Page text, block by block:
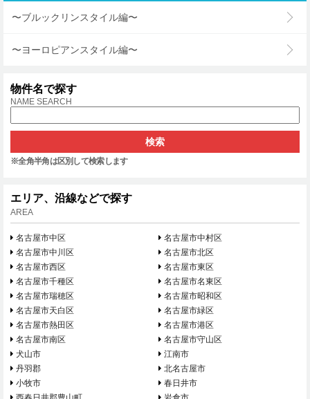
〜ブルックリンスタイル編〜
〜ヨーロピアンスタイル編〜
物件名で探す
NAME SEARCH
※全角半角は区別して検索します
エリア、沿線などで探す
AREA
名古屋市中区
名古屋市中村区
名古屋市中川区
名古屋市北区
名古屋市西区
名古屋市東区
名古屋市千種区
名古屋市名東区
名古屋市瑞穂区
名古屋市昭和区
名古屋市天白区
名古屋市緑区
名古屋市熱田区
名古屋市港区
名古屋市南区
名古屋市守山区
犬山市
江南市
丹羽郡
北名古屋市
小牧市
春日井市